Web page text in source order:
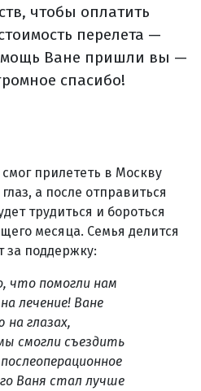
чтобы оплатить
перелета —
Ване пришли вы —
спасибо!
прилететь в Москву
а после отправиться
трудиться и бороться
месяца. Семья делится
за поддержку:
что помогли нам
лечение! Ване
на глазах,
смогли съездить
Ваня стал лучше